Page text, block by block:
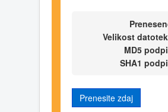
Velikost
MD5
SHA1
Prenesite zdaj